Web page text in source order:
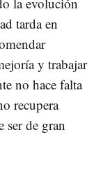
tarda en
y trabajar
no hace falta
recupera
ser de gran